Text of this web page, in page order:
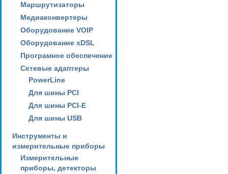
Маршрутизаторы
Медиаконвертеры
Оборудование VOIP
Оборудование xDSL
Програмное обеспечение
Сетевые адаптеры
PowerLine
Для шины PCI
Для шины PCI-E
Для шины USB
Инструменты и
измерительные приборы
Измерительные
приборы, детекторы